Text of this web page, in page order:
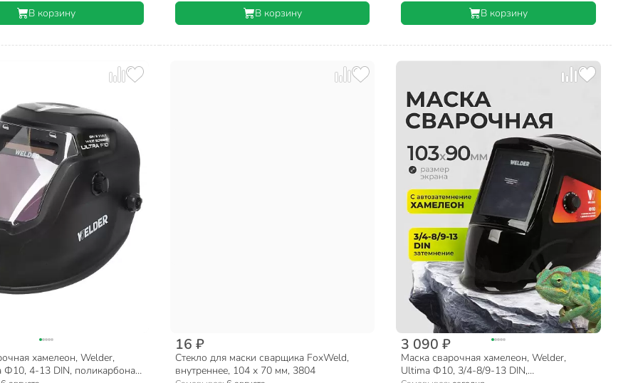
В корзину В корзину В корзину
хамелеон, Welder,
4-13 DIN, поликарбонат,
16 ₽
Стекло для маски сварщика FoxWeld,
внутреннее, 104 х 70 мм, 3804
3 090 ₽
Маска сварочная хамелеон, Welder,
Ultima Ф10, 3/4-8/9-13 DIN,